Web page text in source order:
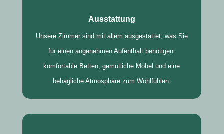
Ausstattung
Unsere Zimmer sind mit allem ausgestattet, was Sie
für einen angenehmen Aufenthalt benötigen:
komfortable Betten, gemütliche Möbel und eine
behagliche Atmosphäre zum Wohlfühlen.